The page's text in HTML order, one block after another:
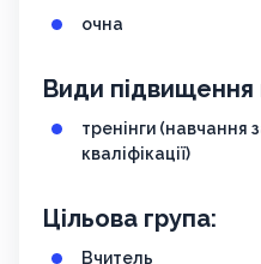
очна
Види підвищення
тренінги (навчання
кваліфікації)
Цільова група:
Вчитель